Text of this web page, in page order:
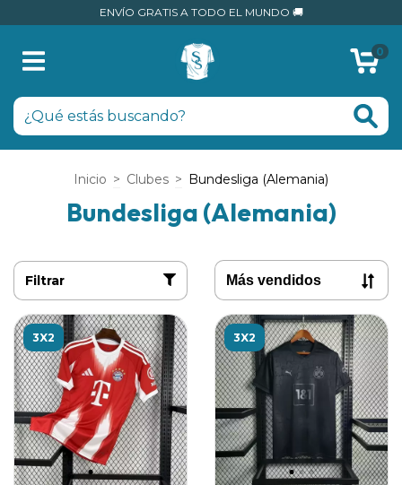
ENVÍO GRATIS A TODO EL MUNDO 🚚
0
Inicio > Clubes > Bundesliga (Alemania)
Bundesliga (Alemania)
Filtrar
3X2 3X2